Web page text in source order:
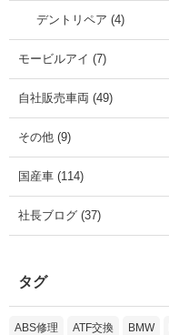
デントリペア (4)
モービルアイ (7)
自社販売車両 (49)
その他 (9)
国産車 (114)
社長ブログ (37)
タグ
ABS修理 ATF交換 BMW